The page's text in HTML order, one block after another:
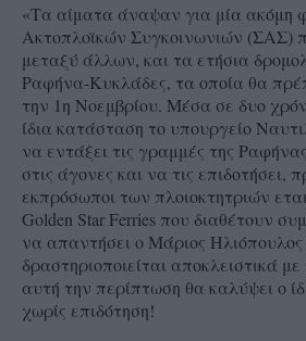
«Τα αίματα άναψαν για μία ακόμη
Ακτοπλοϊκών Συγκοινωνιών (ΣΑΣ)
μεταξύ άλλων, και τα ετήσια
Ραφήνα-Κυκλάδες, τα οποία θα
την 1η Νοεμβρίου. Μέσα σε δυο
ίδια κατάσταση το υπουργείο
να εντάξει τις γραμμές της
στις άγονες και να τις επιδοτήσει,
εκπρόσωποι των πλοιοκτητριών
Golden Star Ferries που διαθέτουν
να απαντήσει ο Μάριος Ηλιόπουλος
δραστηριοποιείται αποκλειστικά
αυτή την περίπτωση θα καλύψει ο
χωρίς επιδότηση!